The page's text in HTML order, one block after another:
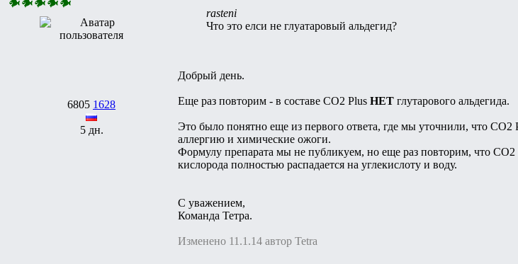
6805 1628
5 дн.
rasteni
Что это елси не глуатаровый альдегид?
Добрый день.
Еще раз повторим - в составе СО2 Plus НЕТ глутарового альдегида.
Это было понятно еще из первого ответа, где мы уточнили, что CO2
аллергию и химические ожоги.
Формулу препарата мы не публикуем, но еще раз повторим, что СО2
кислорода полностью распадается на углекислоту и воду.
С уважением,
Команда Тетра.
Изменено 11.1.14 автор Tetra